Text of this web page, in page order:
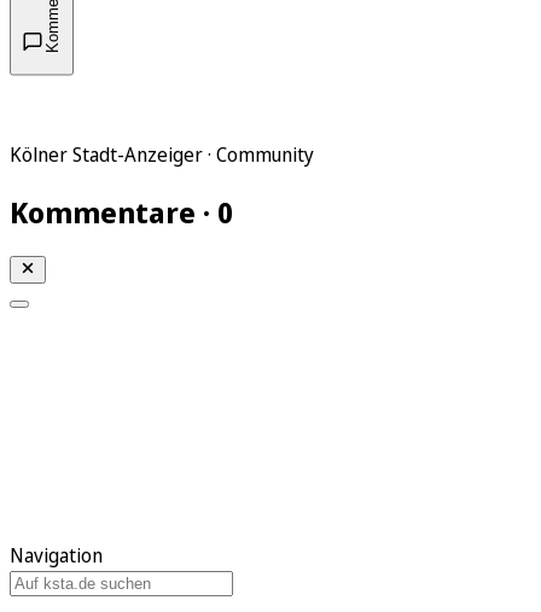
Kölner Stadt-Anzeiger · Community
Kommentare · 0
Navigation